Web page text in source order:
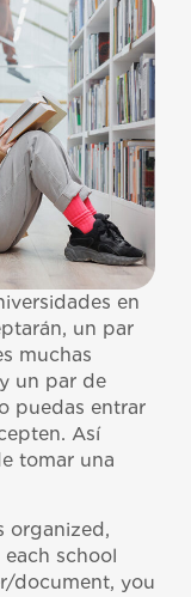
en
un par
muchas
un par de
puedas entrar
Así
tomar una
organized,
school
document, you